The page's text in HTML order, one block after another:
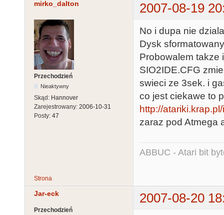
mirko_dalton 2007-08-19
Przechodzień
Nieaktywny
Skąd: Hannover
Zarejestrowany: 2006-10-31
Posty: 47
No i dupa nie
Dysk
Probowalem takze
SIO2IDE.CFG
swieci ze 3sek. i
co jest ciekawe to
http://
zaraz pod Atmega
ABBUC - Atari bit
Strona
Jar-eck 2007-08-20
Przechodzień